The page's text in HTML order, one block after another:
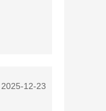
2025-12-23